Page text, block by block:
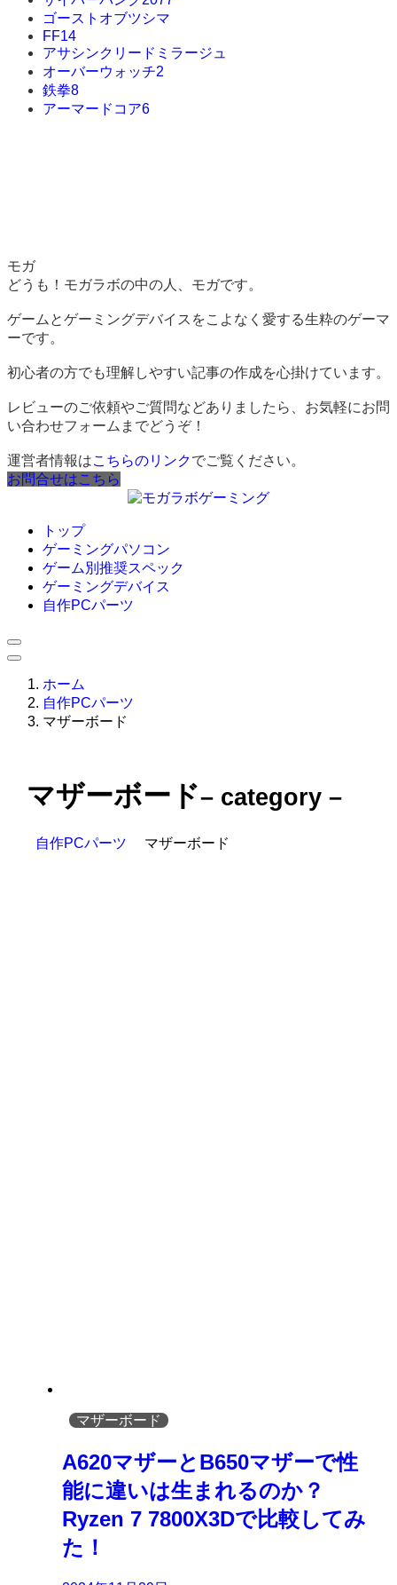
ゴーストオブツシマ
FF14
アサシンクリードミラージュ
オーバーウォッチ2
鉄拳8
アーマードコア6
モガ
どうも！モガラボの中の人、モガです。
ゲームとゲーミングデバイスをこよなく愛する生粋のゲーマ
ーです。
初心者の方でも理解しやすい記事の作成を心掛けています。
レビューのご依頼やご質問などありましたら、お気軽にお問
い合わせフォームまでどうぞ！
運営者情報はこちらのリンクでご覧ください。
お問合せはこちら
トップ
ゲーミングパソコン
ゲーム別推奨スペック
ゲーミングデバイス
自作PCパーツ
ホーム
自作PCパーツ
マザーボード
マザーボード– category –
自作PCパーツ マザーボード
マザーボード
A620マザーとB650マザーで性
能に違いは生まれるのか？
Ryzen 7 7800X3Dで比較してみ
た！